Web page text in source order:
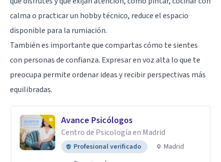
calma o practicar un hobby técnico, reduce el espacio
disponible para la rumiación.
También es importante que compartas cómo te sientes
con personas de confianza. Expresar en voz alta lo que te
preocupa permite ordenar ideas y recibir perspectivas más
equilibradas.
Avance Psicólogos
Centro de Psicología en Madrid
Profesional verificado
Madrid